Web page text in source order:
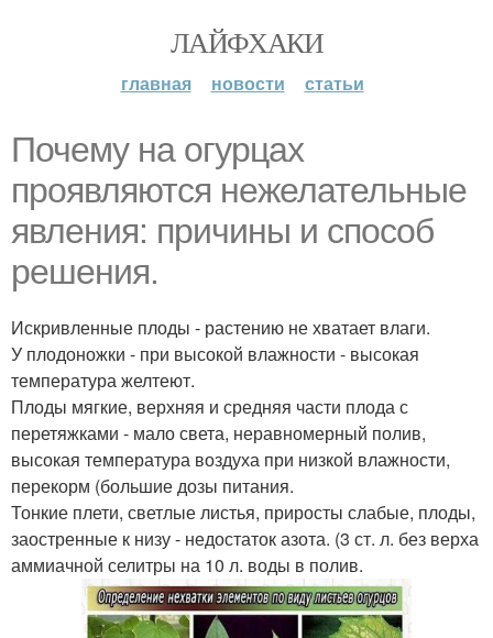
ЛАЙФХАКИ
главная новости статьи
Почему на огурцах
проявляются нежелательные
явления: причины и способ
решения.
Искривленные плоды - растению не хватает влаги.
У плодоножки - при высокой влажности - высокая
температура желтеют.
Плоды мягкие, верхняя и средняя части плода с
перетяжками - мало света, неравномерный полив,
высокая температура воздуха при низкой влажности,
перекорм (большие дозы питания.
Тонкие плети, светлые листья, приросты слабые, плоды,
заостренные к низу - недостаток азота. (3 ст. л. без верха
аммиачной селитры на 10 л. воды в полив.